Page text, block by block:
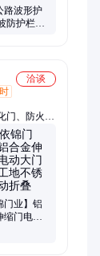
路波形护
防护栏板
洽谈
、防火卷
钢卷帘
、欧式车库
玻璃感应
门业】铝
门电动